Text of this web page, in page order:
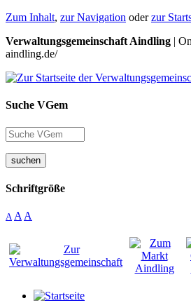
Zum Inhalt, zur Navigation oderzur
Verwaltungsgemeinschaft Aindling |
aindling.de/
Suche VGem
suchen
Schriftgröße
A A A